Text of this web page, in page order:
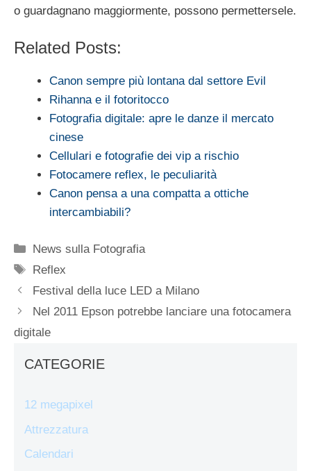
o guardagnano maggiormente, possono permettersele.
Related Posts:
Canon sempre più lontana dal settore Evil
Rihanna e il fotoritocco
Fotografia digitale: apre le danze il mercato
cinese
Cellulari e fotografie dei vip a rischio
Fotocamere reflex, le peculiarità
Canon pensa a una compatta a ottiche
intercambiabili?
Categorie
News sulla Fotografia
Tag
Reflex
Festival della luce LED a Milano
Nel 2011 Epson potrebbe lanciare una fotocamera
digitale
CATEGORIE
12 megapixel
Attrezzatura
Calendari